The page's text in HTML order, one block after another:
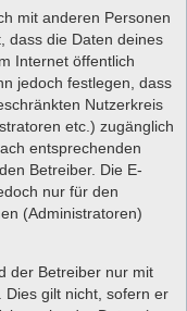
mit anderen Personen
dass die Daten deines
Internet öffentlich
jedoch festlegen, dass
Nutzerkreis
etc.) zugänglich
entsprechenden
Betreiber. Die E-
nur für den
(Administratoren)
der Betreiber nur mit
gilt nicht, sofern er